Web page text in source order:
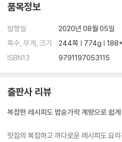
깻잎장아찌 098
명란달걀말이 104
짜글이찌개 106
김부각 108
꼬막무침 116
갈치조림 120
품목정보
발행일
2020년 08월 05일
쪽수, 무게, 크기
244쪽 | 774g |
ISBN13
9791197053115
출판사 리뷰
복잡한 레시피도 밥숟가락 계량으로 쉽
맛집의 복잡하고 까다로운 레시피도 요